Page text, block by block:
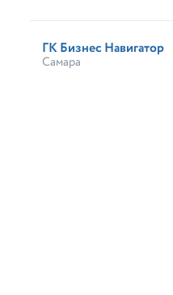
ГК Бизнес Навигатор
Самара